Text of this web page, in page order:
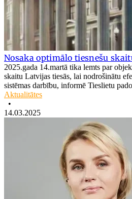
Nosaka optimālo tiesnešu
2025.gada 14.martā tika lemts par
skaitu Latvijas tiesās, lai nodrošinātu
sistēmas darbību, informē Tieslietu
Aktualitātes
•
14.03.2025